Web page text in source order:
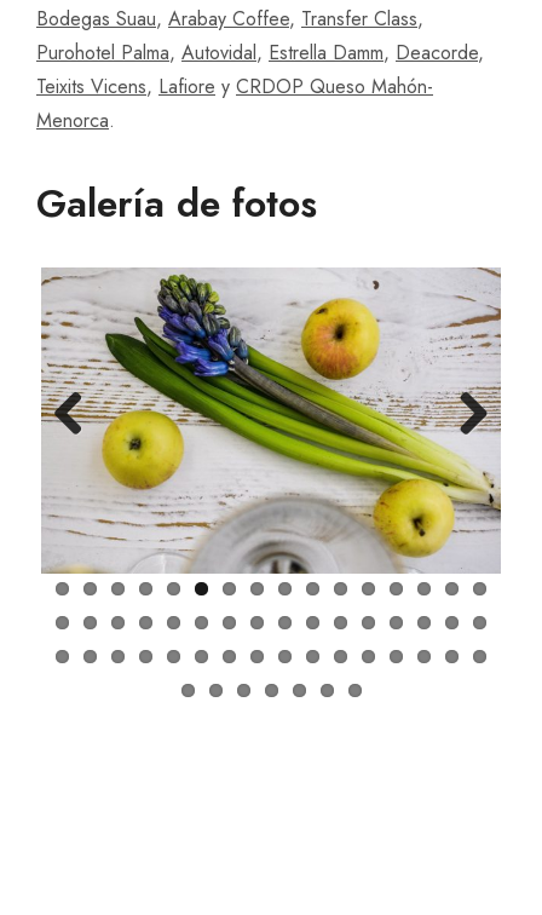
Bodegas Suau, Arabay Coffee, Transfer Class,
Purohotel Palma, Autovidal, Estrella Damm, Deacorde,
Teixits Vicens, Lafiore y CRDOP Queso Mahón-
Menorca.
Galería de fotos
ous
Next